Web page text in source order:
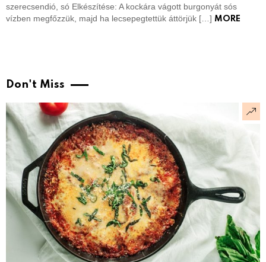
szerecsendió, só Elkészítése: A kockára vágott burgonyát sós
vízben megfőzzük, majd ha lecsepegtettük áttörjük […] MORE
Don't Miss